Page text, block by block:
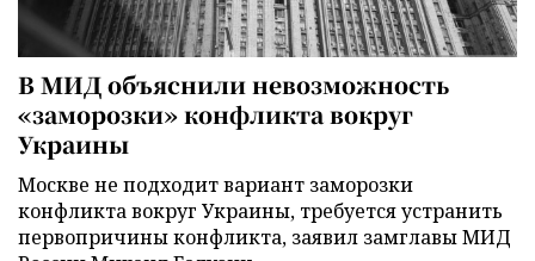
В МИД объяснили невозможность
«заморозки» конфликта вокруг
Украины
Москве не подходит вариант заморозки
конфликта вокруг Украины, требуется устранить
первопричины конфликта, заявил замглавы МИД